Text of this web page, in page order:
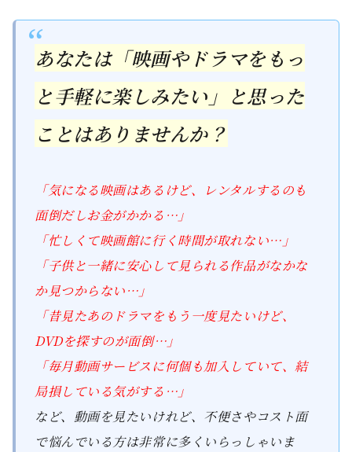
あなたは「映画やドラマをもっ
と手軽に楽しみたい」と思った
ことはありませんか？
「気になる映画はあるけど、レンタルするのも
面倒だしお金がかかる…」
「忙しくて映画館に行く時間が取れない…」
「子供と一緒に安心して見られる作品がなかな
か見つからない…」
「昔見たあのドラマをもう一度見たいけど、
DVDを探すのが面倒…」
「毎月動画サービスに何個も加入していて、結
局損している気がする…」
など、動画を見たいけれど、不便さやコスト面
で悩んでいる方は非常に多くいらっしゃいま